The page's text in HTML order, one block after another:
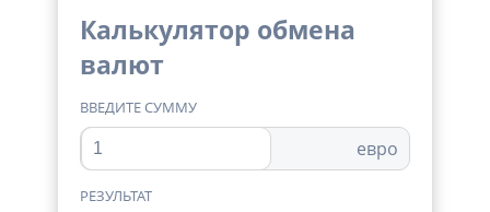
Калькулятор обмена
валют
ВВЕДИТЕ СУММУ
евро
РЕЗУЛЬТАТ